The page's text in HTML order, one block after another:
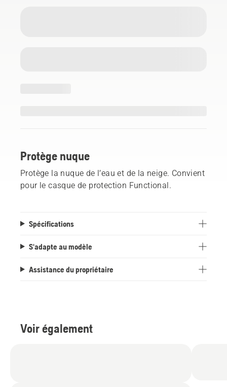
Protège nuque
Protège la nuque de l’eau et de la neige. Convient
pour le casque de protection Functional.
Spécifications
S'adapte au modèle
Assistance du propriétaire
Voir également